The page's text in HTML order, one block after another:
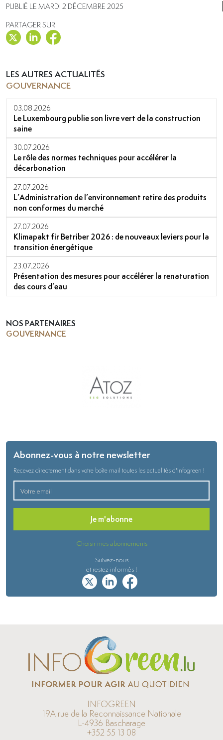
PUBLIÉ LE MARDI 2 DÉCEMBRE 2025
PARTAGER SUR
LES AUTRES ACTUALITÉS
GOUVERNANCE
03.08.2026
Le Luxembourg publie son livre vert de la construction
saine
30.07.2026
Le rôle des normes techniques pour accélérer la
décarbonation
27.07.2026
L’Administration de l’environnement retire des produits
non conformes du marché
27.07.2026
Klimapakt fir Betriber 2026 : de nouveaux leviers pour la
transition énergétique
23.07.2026
Présentation des mesures pour accélérer la renaturation
des cours d’eau
NOS PARTENAIRES
GOUVERNANCE
Abonnez-vous à notre newsletter
Recevez directement dans votre boîte mail toutes les actualités d'Infogreen !
Je m'abonne
Choisir mes abonnements
Suivez-nous
et restez informés !
INFOGREEN
19A rue de la Reconnaissance Nationale
L-4936 Bascharage
+352 55 13 08